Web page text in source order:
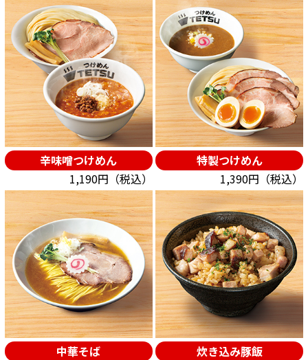
辛味噌つけめん
1,190円（税込）
特製つけめん
1,390円（税込）
中華そば
炊き込み豚飯